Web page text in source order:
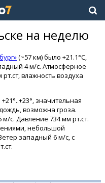
на неделю
(~57 км) было +21.1°C,
4 м/с. Атмосферное
влажность воздуха
значительная
возможна гроза.
с. Давление 734 мм рт.ст.
небольшой
западный 6 м/с, с